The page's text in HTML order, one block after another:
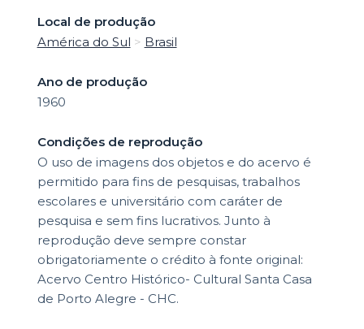
Local de produção
América do Sul > Brasil
Ano de produção
1960
Condições de reprodução
O uso de imagens dos objetos e do acervo é
permitido para fins de pesquisas, trabalhos
escolares e universitário com caráter de
pesquisa e sem fins lucrativos. Junto à
reprodução deve sempre constar
obrigatoriamente o crédito à fonte original:
Acervo Centro Histórico- Cultural Santa Casa
de Porto Alegre - CHC.